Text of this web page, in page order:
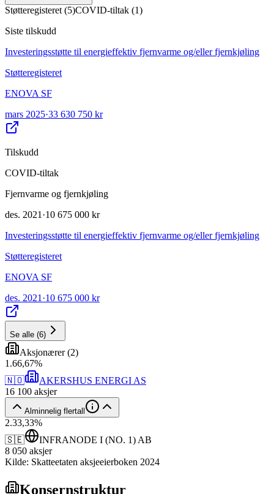
Støtteregisteret (5)COVID-tiltak (1)
Siste tilskudd
Investeringsstøtte til energieffektiv fjernvarme og/eller fjernkjøling
Støtteregisteret
ENOVA SF
mars 2025·33 630 750 kr
Tilskudd
COVID-tiltak
Fjernvarme og fjernkjøling
des. 2021 ·10 675 000 kr
Investeringsstøtte til energieffektiv fjernvarme og/eller fjernkjøling
Støtteregisteret
ENOVA SF
des. 2021 ·10 675 000 kr
Se alle (6)
Aksjonærer(2)
1 .66,67%
🇳🇴
AKERSHUS ENERGI AS
16 100 aksjer
Alminnelig flertall
2.33,33%
🇸🇪
INFRANODE I (NO. 1) AB
8 050 aksjer
Kilde: Skatteetaten aksjeeierboken 2024
Konsernstruktur